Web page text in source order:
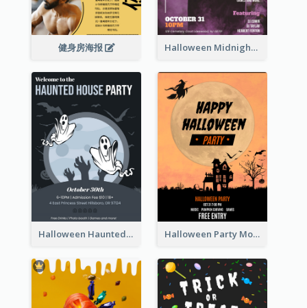
健身房海报 Halloween Midnight Party Poster
Halloween Haunted House Party Poster Halloween Party Moon Photo Poster